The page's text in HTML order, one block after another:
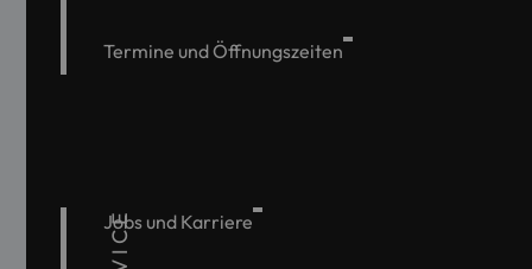
Termine und Öffnungszeiten
Jobs und Karriere